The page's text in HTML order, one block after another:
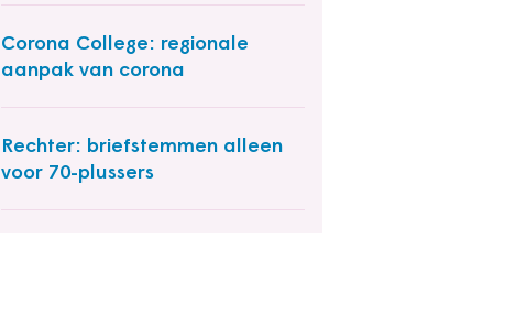
Corona College: regionale
aanpak van corona
Rechter: briefstemmen alleen
voor 70-plussers